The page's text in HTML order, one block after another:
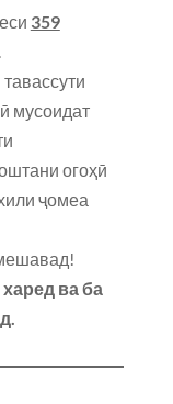
359
мусоидат
огоҳӣ
ҷомеа
ва ба